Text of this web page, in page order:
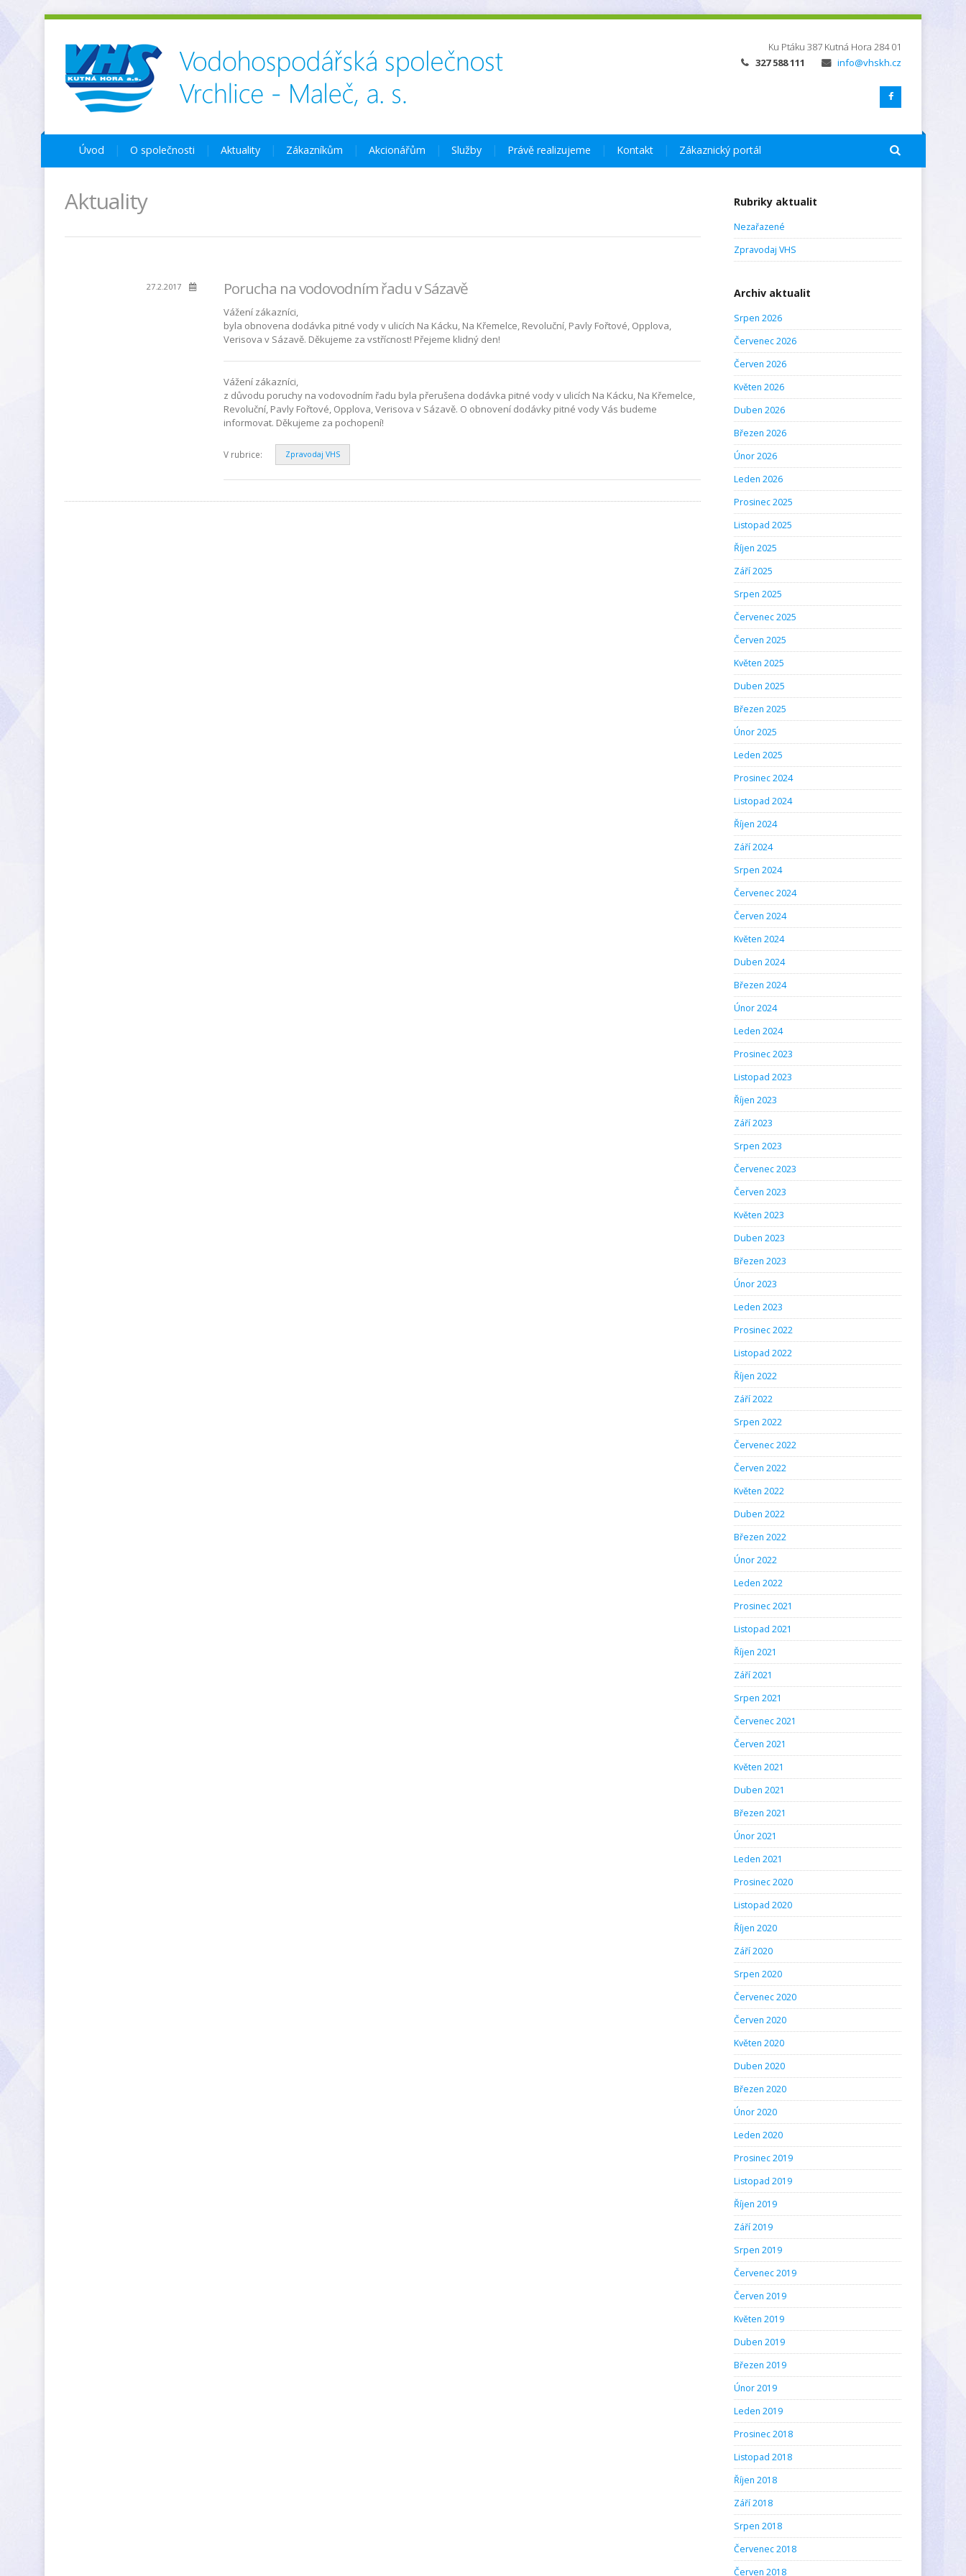
Ku Ptáku 387 Kutná Hora 284 01
327 588 111
info@vhskh.cz
Úvod O společnosti Aktuality Zákazníkům Akcionářům Služby Právě realizujeme Kontakt Zákaznický portál
Aktuality
27.2.2017 Porucha na vodovodním řadu v Sázavě
Vážení zákazníci,
byla obnovena dodávka pitné vody v ulicích Na Kácku, Na Křemelce, Revoluční, Pavly Fořtové, Opplova,
Verisova v Sázavě. Děkujeme za vstřícnost! Přejeme klidný den!
Vážení zákazníci,
z důvodu poruchy na vodovodním řadu byla přerušena dodávka pitné vody v ulicích Na Kácku, Na Křemelce,
Revoluční, Pavly Fořtové, Opplova, Verisova v Sázavě. O obnovení dodávky pitné vody Vás budeme
informovat. Děkujeme za pochopení!
V rubrice: Zpravodaj VHS
Rubriky aktualit
Nezařazené
Zpravodaj VHS
Archiv aktualit
Srpen 2026
Červenec 2026
Červen 2026
Květen 2026
Duben 2026
Březen 2026
Únor 2026
Leden 2026
Prosinec 2025
Listopad 2025
Říjen 2025
Září 2025
Srpen 2025
Červenec 2025
Červen 2025
Květen 2025
Duben 2025
Březen 2025
Únor 2025
Leden 2025
Prosinec 2024
Listopad 2024
Říjen 2024
Září 2024
Srpen 2024
Červenec 2024
Červen 2024
Květen 2024
Duben 2024
Březen 2024
Únor 2024
Leden 2024
Prosinec 2023
Listopad 2023
Říjen 2023
Září 2023
Srpen 2023
Červenec 2023
Červen 2023
Květen 2023
Duben 2023
Březen 2023
Únor 2023
Leden 2023
Prosinec 2022
Listopad 2022
Říjen 2022
Září 2022
Srpen 2022
Červenec 2022
Červen 2022
Květen 2022
Duben 2022
Březen 2022
Únor 2022
Leden 2022
Prosinec 2021
Listopad 2021
Říjen 2021
Září 2021
Srpen 2021
Červenec 2021
Červen 2021
Květen 2021
Duben 2021
Březen 2021
Únor 2021
Leden 2021
Prosinec 2020
Listopad 2020
Říjen 2020
Září 2020
Srpen 2020
Červenec 2020
Červen 2020
Květen 2020
Duben 2020
Březen 2020
Únor 2020
Leden 2020
Prosinec 2019
Listopad 2019
Říjen 2019
Září 2019
Srpen 2019
Červenec 2019
Červen 2019
Květen 2019
Duben 2019
Březen 2019
Únor 2019
Leden 2019
Prosinec 2018
Listopad 2018
Říjen 2018
Září 2018
Srpen 2018
Červenec 2018
Červen 2018